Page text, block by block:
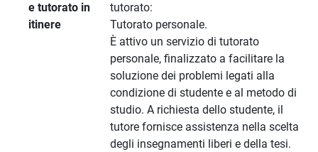
e tutorato in
itinere
tutorato:
Tutorato personale.
È attivo un servizio di tutorato
personale, finalizzato a facilitare la
soluzione dei problemi legati alla
condizione di studente e al metodo di
studio. A richiesta dello studente, il
tutore fornisce assistenza nella scelta
degli insegnamenti liberi e della tesi.